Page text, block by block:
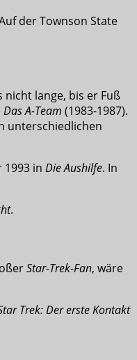
der Townson State
nicht lange, bis er Fuß
Das A-Team (1983-1987).
unterschiedlichen
in Die Aushilfe. In
.
Star-Trek-Fan, wäre
Trek: Der erste Kontakt